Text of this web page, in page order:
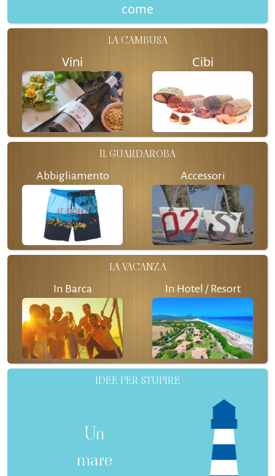
come
LA CAMBUSA
Vini Cibi
IL GUARDAROBA
Abbigliamento Accessori
LA VACANZA
In Barca In Hotel / Resort
IDEE PER STUPIRE
Un
mare